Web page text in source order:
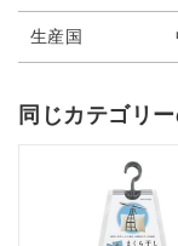
生産国
同じカテゴリ